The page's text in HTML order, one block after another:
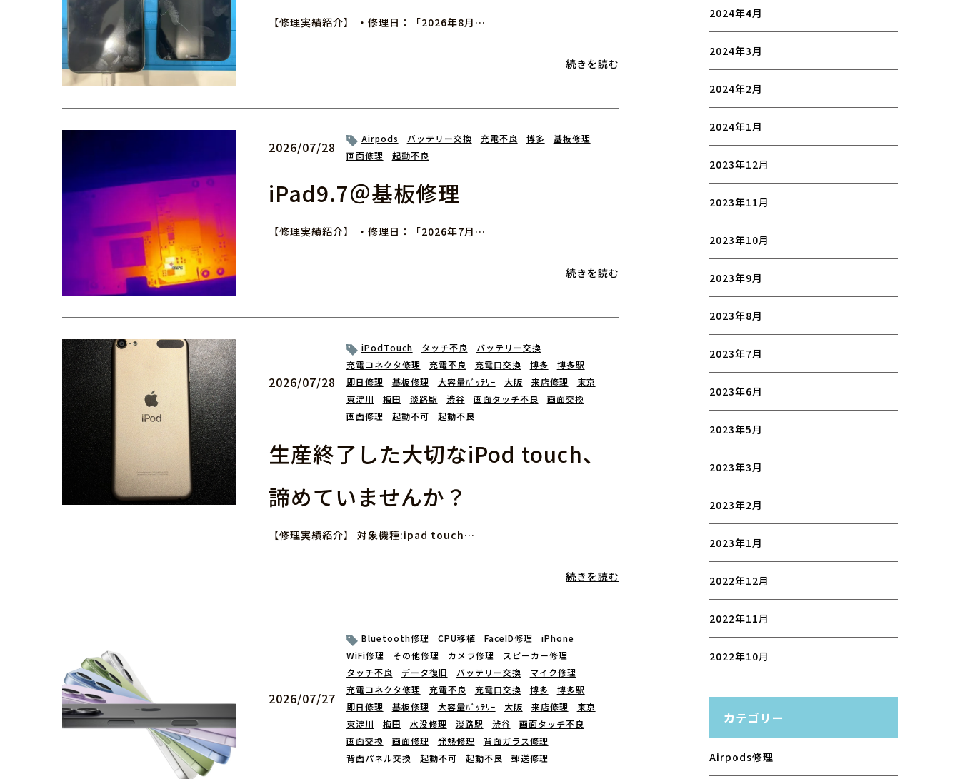
【修理実績紹介】 ・修理日：「2026年8月…
続きを読む
2026/07/28
Airpods バッテリー交換 充電不良 博多
基板修理
画面修理
起動不良
iPad9.7＠基板修理
【修理実績紹介】 ・修理日：「2026年7月…
続きを読む
2026/07/28
iPodTouch タッチ不良
バッテリー交換
充電コネクタ修理
充電不良 充電口交換 博多
博多駅
即日修理
基板修理 大容量ﾊﾞｯﾃﾘｰ 大阪 来店修理
東京
東淀川
梅田 淡路駅 渋谷 画面タッチ不良
画面交換
画面修理
起動不可 起動不良
生産終了した大切なiPod touch、
諦めていませんか？
【修理実績紹介】 対象機種:ipad touch…
続きを読む
2026/07/27
Bluetooth修理 CPU移植 FaceID修理
iPhone
WiFi修理
その他修理 カメラ修理
スピーカー修理
タッチ不良
データ復旧 バッテリー交換
マイク修理
充電コネクタ修理
充電不良 充電口交換 博多
博多駅
即日修理
基板修理 大容量ﾊﾞｯﾃﾘｰ 大阪 来店修理
東京
東淀川
梅田 水没修理 淡路駅 渋谷
画面タッチ不良
画面交換
画面修理 発熱修理
背面ガラス修理
背面パネル交換
起動不可 起動不良 郵送修理
2024年4月
2024年3月
2024年2月
2024年1月
2023年12月
2023年11月
2023年10月
2023年9月
2023年8月
2023年7月
2023年6月
2023年5月
2023年3月
2023年2月
2023年1月
2022年12月
2022年11月
2022年10月
カテゴリー
Airpods修理